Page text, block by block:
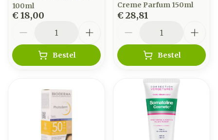
100ml
€ 18,00
Bestel
Creme Parfum 150ml
€ 28,81
Bestel